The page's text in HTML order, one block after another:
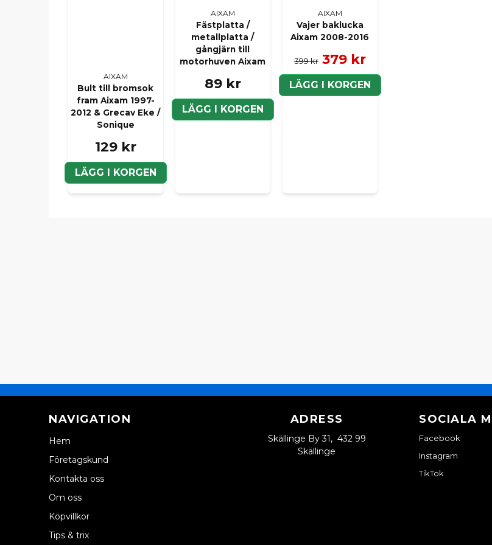
AIXAM
Bult till bromsok
fram Aixam 1997-
2012 & Grecav Eke /
Sonique
129 kr
LÄGG I KORGEN
AIXAM
Fästplatta /
metallplatta /
gångjärn till
motorhuven Aixam
89 kr
LÄGG I KORGEN
AIXAM
Vajer baklucka
Aixam 2008-2016
399 kr 379 kr
LÄGG I KORGEN
NAVIGATION
Hem
Företagskund
Kontakta oss
Om oss
Köpvillkor
Tips & trix
ADRESS
Skällinge By 31, 432 99
Skällinge
SOCIALA
Facebook
Instagram
TikTok